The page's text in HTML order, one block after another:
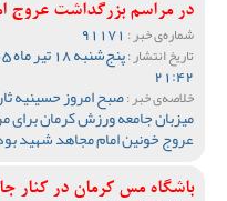
در مراسم بزرگداشت عروج
شماره‌ی خبر :
تاریخ انتشار :
21:42
خلاصه‌ی خبر :صبح امروز حسینیه
میزبان جامعه ورزش کرمان
عروج خونین امام مجاهد شهید
باشگاه مس کرمان در کنار